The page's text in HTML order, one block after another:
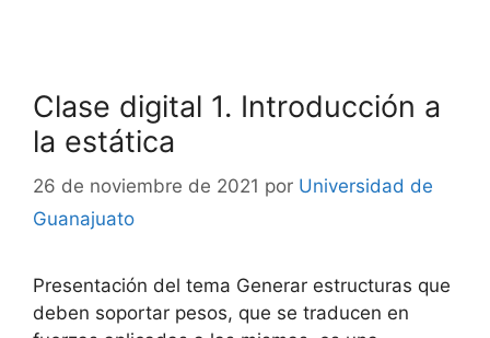
Clase digital 1. Introducción a
la estática
26 de noviembre de 2021 por Universidad de
Guanajuato
Presentación del tema Generar estructuras que
deben soportar pesos, que se traducen en